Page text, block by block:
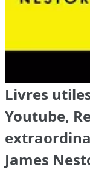
Livres
Youtube,
James